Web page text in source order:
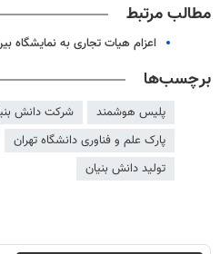
مطالب مرتبط
اعزام هیات تجاری به نمایشگاه
برچسب‌ها
پلیس هوشمند
شرکت دانش
پارک علم و فناوری دانشگاه تهران
تولید دانش بنیان